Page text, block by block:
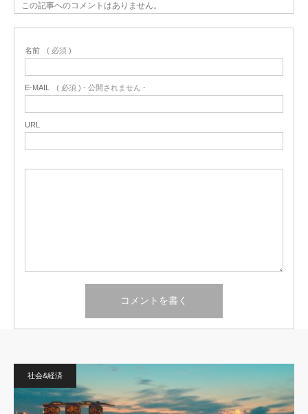
この記事へのコメントはありません。
名前 ( 必須 )
E-MAIL ( 必須 ) - 公開されません -
URL
社会&経済